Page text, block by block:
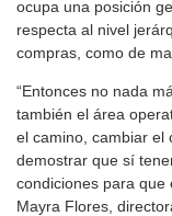
ocupa una posición
respecta al nivel
compras, como de
“Entonces no nada
también el área
el camino, cambiar el
demostrar que sí
condiciones para que
Mayra Flores,